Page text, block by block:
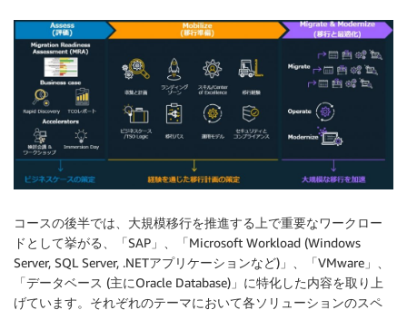
コースの後半では、大規模移行を推進する上で重要なワークロー
ドとして挙がる、「SAP」、「Microsoft Workload (Windows
Server, SQL Server, .NETアプリケーションなど)」、「VMware」、
「データベース (主にOracle Database)」に特化した内容を取り上
げています。それぞれのテーマにおいて各ソリューションのスペ